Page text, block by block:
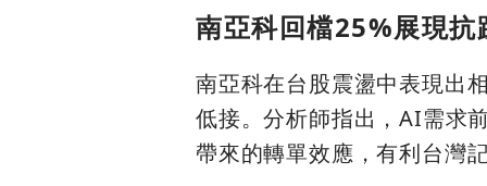
南亞科回檔25%展現
南亞科在台股震盪中表現出
低接。分析師指出，AI需求
帶來的轉單效應，有利台灣